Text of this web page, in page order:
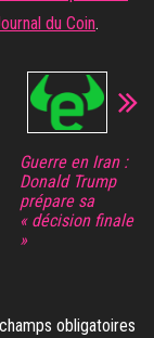
du Coin.
Guerre en Iran :
Donald Trump
prépare sa
« décision finale
»
obligatoires